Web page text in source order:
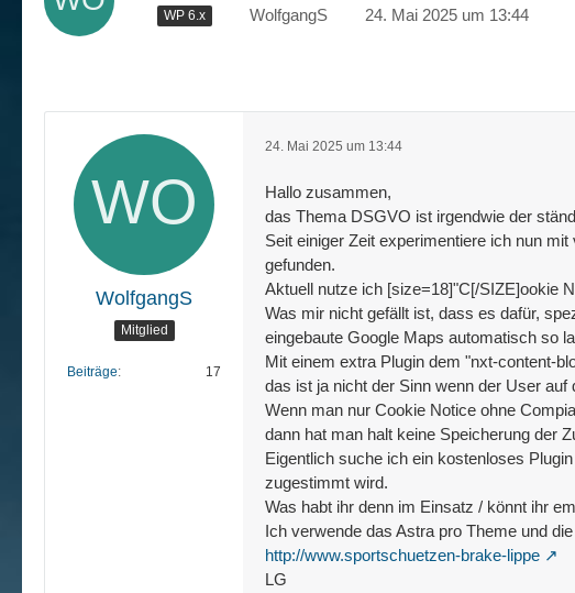
WP 6.x WolfgangS 24. Mai 2025 um 13:44
WolfgangS
Mitglied
Beiträge 17
24. Mai 2025 um 13:44
Hallo zusammen,
das Thema DSGVO ist irgendwie der
Seit einiger Zeit experimentiere ich nun
gefunden.
Aktuell nutze ich [size=18]"C[/SIZE]ookie
Was mir nicht gefällt ist, dass es dafür,
eingebaute Google Maps automatisch so
Mit einem extra Plugin dem "nxt-content-
das ist ja nicht der Sinn wenn der User
Wenn man nur Cookie Notice ohne
dann hat man halt keine Speicherung der
Eigentlich suche ich ein kostenloses
zugestimmt wird.
Was habt ihr denn im Einsatz / könnt ihr
Ich verwende das Astra pro Theme und
http://www.sportschuetzen-brake-lippe
LG